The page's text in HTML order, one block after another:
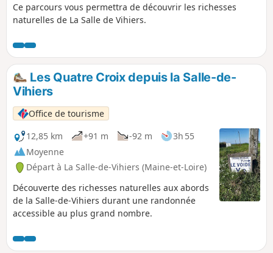
Ce parcours vous permettra de découvrir les richesses
naturelles de La Salle de Vihiers.
Les Quatre Croix depuis la Salle-de-
Vihiers
Office de tourisme
12,85 km
+91 m -92 m
3h 55
Moyenne
Départ à La Salle-de-Vihiers (Maine-et-Loire)
Découverte des richesses naturelles aux abords
de la Salle-de-Vihiers durant une randonnée
accessible au plus grand nombre.